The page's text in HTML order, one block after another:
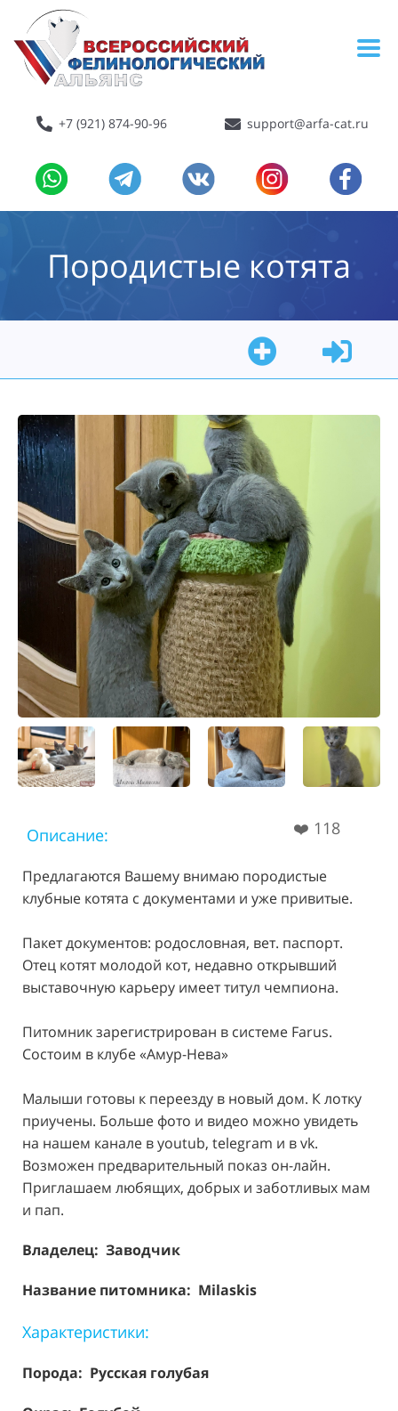
+7 (921) 874-90-96 support@arfa-cat.ru
Породистые котята
Описание: ❤️ 118
Предлагаются Вашему внимаю породистые
клубные котята с документами и уже привитые.
Пакет документов: родословная, вет. паспорт.
Отец котят молодой кот, недавно открывший
выставочную карьеру имеет титул чемпиона.
Питомник зарегистрирован в системе Farus.
Состоим в клубе «Амур-Нева»
Малыши готовы к переезду в новый дом. К лотку
приучены. Больше фото и видео можно увидеть
на нашем канале в youtub, telegram и в vk.
Возможен предварительный показ он-лайн.
Приглашаем любящих, добрых и заботливых мам
и пап.
Владелец: Заводчик
Название питомника: Milaskis
Характеристики:
Порода: Русская голубая